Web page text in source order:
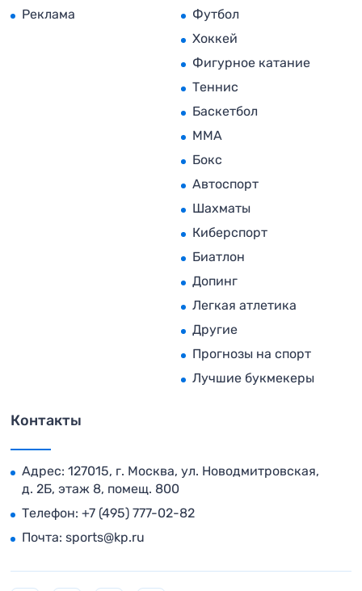
Реклама
Футбол
Хоккей
Фигурное катание
Теннис
Баскетбол
MMA
Бокс
Автоспорт
Шахматы
Киберспорт
Биатлон
Допинг
Легкая атлетика
Другие
Прогнозы на спорт
Лучшие букмекеры
Контакты
Адрес: 127015, г. Москва, ул. Новодмитровская,
д. 2Б, этаж 8, помещ. 800
Телефон: +7 (495) 777-02-82
Почта: sports@kp.ru